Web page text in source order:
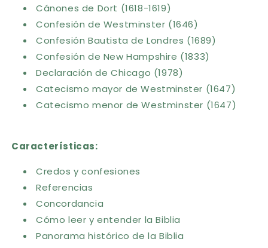
Cánones de Dort (1618-1619)
Confesión de Westminster (1646)
Confesión Bautista de Londres (1689)
Confesión de New Hampshire (1833)
Declaración de Chicago (1978)
Catecismo mayor de Westminster (1647)
Catecismo menor de Westminster (1647)
Características:
Credos y confesiones
Referencias
Concordancia
Cómo leer y entender la Biblia
Panorama histórico de la Biblia